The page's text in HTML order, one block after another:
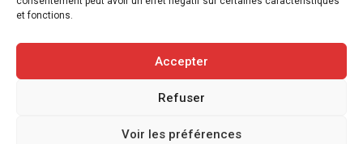
et fonctions.
Accepter
Refuser
Voir les préférences
7 août 2026